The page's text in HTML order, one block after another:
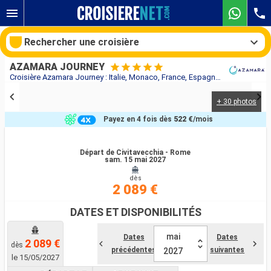
Croisière Azamara Journey : Italie, Monaco, France, Espagne au départ de Civitavecchia - Rome
AZAMARA JOURNEY
+ 30 photos
Départ de Civitavecchia - Rome
sam. 15 mai 2027
dès
2 089 €
Payez en 4 fois dès 522 €/mois
DATES ET DISPONIBILITÉS
dès 2 089 €
le 15/05/2027
Dates
précédentes
mai
2027
Dates
suivantes
Rechercher une croisière
Compagnies
Rechercher